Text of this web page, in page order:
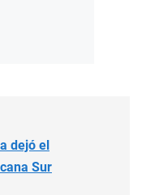
dejó el
Sur